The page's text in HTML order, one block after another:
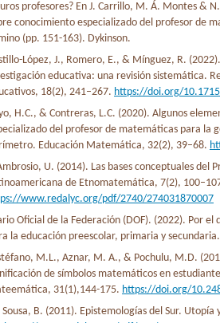
profesores? En J. Carrillo, M. Á. Montes &
conocimiento especializado del profesor de
(pp. 151-163). Dykinson.
López, J., Romero, E., & Mínguez, R.
educativa: una revisión sistemática.
18(2), 241–267. https://doi.org/
H.C., & Contreras, L.C. (2020). Algunos
del profesor de matemáticas para la
Educación Matemática, 32(2), 39–68.
U. (2014). Las bases conceptuales
de Etnomatemática, 7(2),
www.redalyc.org/pdf/2740/274031870007
Oficial de la Federación (DOF). (2022). Por el
la educación preescolar, primaria y
M.L., Aznar, M. A., & Pochulu, M.D.
de símbolos matemáticos en
31(1),144-175. https://doi.org/
Sousa, B. (2011). Epistemologías del Sur.